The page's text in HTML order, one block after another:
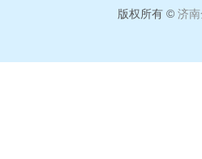
版权所有 © 济